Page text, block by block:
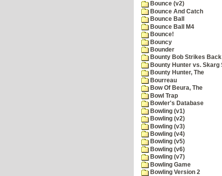
Bounce (v2)
Bounce And Catch
Bounce Ball
Bounce Ball M4
Bounce!
Bouncy
Bounder
Bounty Bob Strikes
Bounty Hunter vs. Skarg
Bounty Hunter, The
Bourreau
Bow Of Beura, The
Bowl Trap
Bowler's Database
Bowling (v1)
Bowling (v2)
Bowling (v3)
Bowling (v4)
Bowling (v5)
Bowling (v6)
Bowling (v7)
Bowling Game
Bowling Version 2